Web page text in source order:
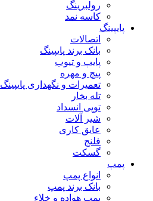
رولبرینگ
کاسه نمد
پایپینگ
اتصالات
بانک برند پایپینگ
پایپ و تیوب
پیچ و مهره
تعمیرات و نگهداری پایپینگ
تله بخار
توپی انسداد
شیر آلات
عایق کاری
فلنج
گسکت
پمپ
انواع پمپ
بانک برند پمپ
پمپ هواده و خلاء